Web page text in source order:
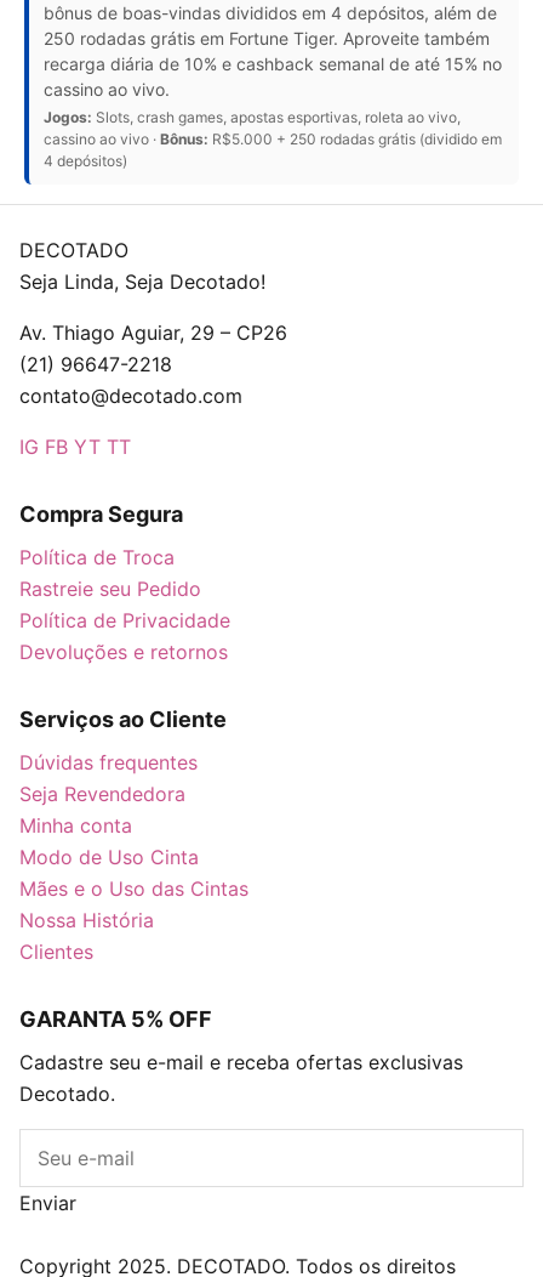
bônus de boas-vindas divididos em 4 depósitos, além de
250 rodadas grátis em Fortune Tiger. Aproveite também
recarga diária de 10% e cashback semanal de até 15% no
cassino ao vivo.
Jogos: Slots, crash games, apostas esportivas, roleta ao vivo,
cassino ao vivo · Bônus: R$5.000 + 250 rodadas grátis (dividido em
4 depósitos)
DECOTADO
Seja Linda, Seja Decotado!
Av. Thiago Aguiar, 29 – CP26
(21) 96647-2218
contato@decotado.com
IG FB YT TT
Compra Segura
Política de Troca
Rastreie seu Pedido
Política de Privacidade
Devoluções e retornos
Serviços ao Cliente
Dúvidas frequentes
Seja Revendedora
Minha conta
Modo de Uso Cinta
Mães e o Uso das Cintas
Nossa História
Clientes
GARANTA 5% OFF
Cadastre seu e-mail e receba ofertas exclusivas
Decotado.
Enviar
Copyright 2025. DECOTADO. Todos os direitos